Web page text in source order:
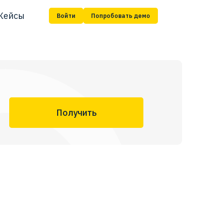
Войти Попробовать демо
Получить